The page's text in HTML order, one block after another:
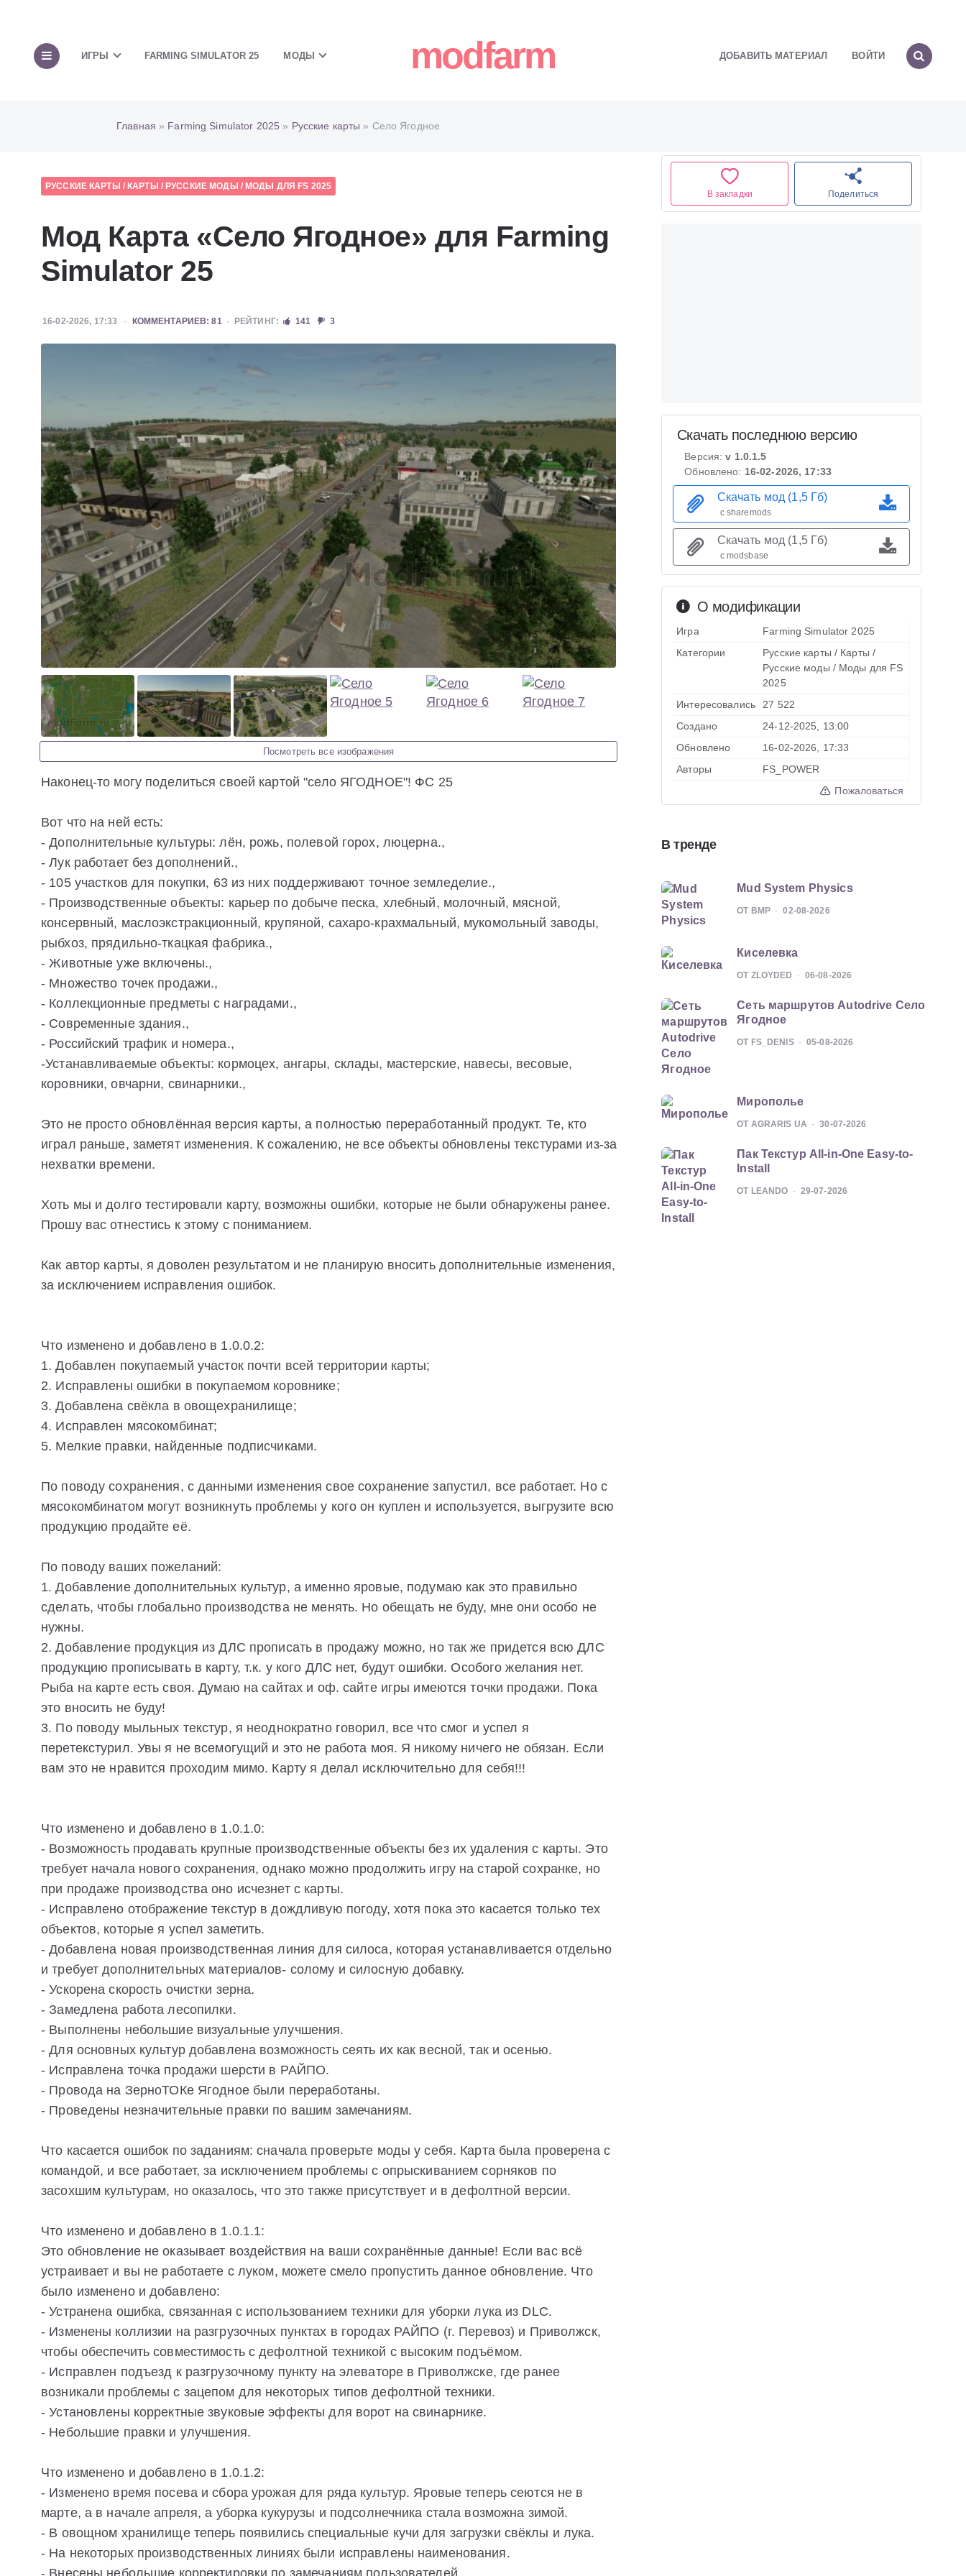
ИГРЫ FARMING SIMULATOR 25 МОДЫ modfarm ДОБАВИТЬ МАТЕРИАЛ ВОЙТИ
Главная » Farming Simulator 2025 » Русские карты » Село Ягодное
РУССКИЕ КАРТЫ / КАРТЫ / РУССКИЕ МОДЫ / МОДЫ ДЛЯ FS 2025
Мод Карта «Село Ягодное» для Farming
Simulator 25
16-02-2026, 17:33 КОММЕНТАРИЕВ: 81 РЕЙТИНГ: 141 3
Посмотреть все изображения
Наконец-то могу поделиться своей картой "село ЯГОДНОЕ"! ФС 25
Вот что на ней есть:
- Дополнительные культуры: лён, рожь, полевой горох, люцерна.,
- Лук работает без дополнений.,
- 105 участков для покупки, 63 из них поддерживают точное земледелие.,
- Производственные объекты: карьер по добыче песка, хлебный, молочный, мясной,
консервный, маслоэкстракционный, крупяной, сахаро-крахмальный, мукомольный заводы,
рыбхоз, прядильно-ткацкая фабрика.,
- Животные уже включены.,
- Множество точек продажи.,
- Коллекционные предметы с наградами.,
- Современные здания.,
- Российский трафик и номера.,
-Устанавливаемые объекты: кормоцех, ангары, склады, мастерские, навесы, весовые,
коровники, овчарни, свинарники.,
Это не просто обновлённая версия карты, а полностью переработанный продукт. Те, кто
играл раньше, заметят изменения. К сожалению, не все объекты обновлены текстурами из-за
нехватки времени.
Хоть мы и долго тестировали карту, возможны ошибки, которые не были обнаружены ранее.
Прошу вас отнестись к этому с пониманием.
Как автор карты, я доволен результатом и не планирую вносить дополнительные изменения,
за исключением исправления ошибок.
Что изменено и добавлено в 1.0.0.2:
1. Добавлен покупаемый участок почти всей территории карты;
2. Исправлены ошибки в покупаемом коровнике;
3. Добавлена свёкла в овощехранилище;
4. Исправлен мясокомбинат;
5. Мелкие правки, найденные подписчиками.
По поводу сохранения, с данными изменения свое сохранение запустил, все работает. Но с
мясокомбинатом могут возникнуть проблемы у кого он куплен и используется, выгрузите всю
продукцию продайте её.
По поводу ваших пожеланий:
1. Добавление дополнительных культур, а именно яровые, подумаю как это правильно
сделать, чтобы глобально производства не менять. Но обещать не буду, мне они особо не
нужны.
2. Добавление продукция из ДЛС прописать в продажу можно, но так же придется всю ДЛС
продукцию прописывать в карту, т.к. у кого ДЛС нет, будут ошибки. Особого желания нет.
Рыба на карте есть своя. Думаю на сайтах и оф. сайте игры имеются точки продажи. Пока
это вносить не буду!
3. По поводу мыльных текстур, я неоднократно говорил, все что смог и успел я
перетекстурил. Увы я не всемогущий и это не работа моя. Я никому ничего не обязан. Если
вам это не нравится проходим мимо. Карту я делал исключительно для себя!!!
Что изменено и добавлено в 1.0.1.0:
- Возможность продавать крупные производственные объекты без их удаления с карты. Это
требует начала нового сохранения, однако можно продолжить игру на старой сохранке, но
при продаже производства оно исчезнет с карты.
- Исправлено отображение текстур в дождливую погоду, хотя пока это касается только тех
объектов, которые я успел заметить.
- Добавлена новая производственная линия для силоса, которая устанавливается отдельно
и требует дополнительных материалов- солому и силосную добавку.
- Ускорена скорость очистки зерна.
- Замедлена работа лесопилки.
- Выполнены небольшие визуальные улучшения.
- Для основных культур добавлена возможность сеять их как весной, так и осенью.
- Исправлена точка продажи шерсти в РАЙПО.
- Провода на ЗерноТОКе Ягодное были переработаны.
- Проведены незначительные правки по вашим замечаниям.
Что касается ошибок по заданиям: сначала проверьте моды у себя. Карта была проверена с
командой, и все работает, за исключением проблемы с опрыскиванием сорняков по
засохшим культурам, но оказалось, что это также присутствует и в дефолтной версии.
Что изменено и добавлено в 1.0.1.1:
Это обновление не оказывает воздействия на ваши сохранённые данные! Если вас всё
устраивает и вы не работаете с луком, можете смело пропустить данное обновление. Что
было изменено и добавлено:
- Устранена ошибка, связанная с использованием техники для уборки лука из DLC.
- Изменены коллизии на разгрузочных пунктах в городах РАЙПО (г. Перевоз) и Приволжск,
чтобы обеспечить совместимость с дефолтной техникой с высоким подъёмом.
- Исправлен подъезд к разгрузочному пункту на элеваторе в Приволжске, где ранее
возникали проблемы с зацепом для некоторых типов дефолтной техники.
- Установлены корректные звуковые эффекты для ворот на свинарнике.
- Небольшие правки и улучшения.
Что изменено и добавлено в 1.0.1.2:
- Изменено время посева и сбора урожая для ряда культур. Яровые теперь сеются не в
марте, а в начале апреля, а уборка кукурузы и подсолнечника стала возможна зимой.
- В овощном хранилище теперь появились специальные кучи для загрузки свёклы и лука.
- На некоторых производственных линиях были исправлены наименования.
В закладки Поделиться
О модификации
Игра
Farming Simulator 2025
Категории
Русские карты / Карты /
Русские моды / Моды для FS
2025
Интересовались
27 522
Создано
24-12-2025, 13:00
Обновлено
16-02-2026, 17:33
Авторы
FS_POWER
Пожаловаться
Скачать последнюю версию
Версия:v 1.0.1.5
Обновлено: 16-02-2026, 17:33
Скачать мод (1,5 Гб)
с sharemods
Скачать мод (1,5 Гб)
с modsbase
В тренде
Mud System Physics
ОТ BMP 02-08-2026
Киселевка
ОТ ZLOYDED 06-08-2026
Сеть маршрутов Autodrive Село
Ягодное
ОТ FS_DENIS 05-08-2026
Мирополье
ОТ AGRARIS UA 30-07-2026
Пак Текстур All-in-One Easy-to-
Install
ОТ LEANDO 29-07-2026